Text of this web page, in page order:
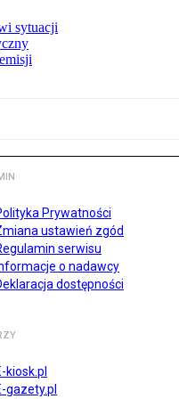
sytuacji
Prywatności
ustawień zgód
serwisu
o nadawcy
dostępności
kiosk.pl
gazety.pl